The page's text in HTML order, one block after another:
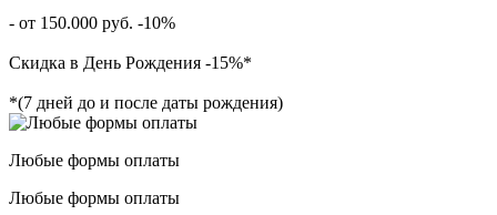
- от 150.000 руб. -10%
Скидка в День Рождения -15%*
*(7 дней до и после даты рождения)
Любые формы оплаты
Любые формы оплаты